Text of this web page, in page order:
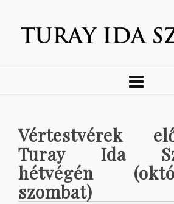
Vértestvérek
Turay Ida
hétvégén
szombat)